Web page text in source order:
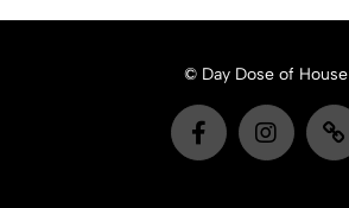
© Day Dose of House